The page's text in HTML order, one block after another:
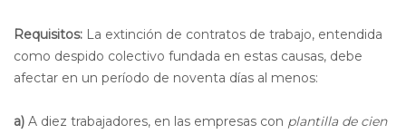
Requisitos: La extinción de contratos de trabajo, entendida
como despido colectivo fundada en estas causas, debe
afectar en un período de noventa días al menos:
a) A diez trabajadores, en las empresas con plantilla de cien